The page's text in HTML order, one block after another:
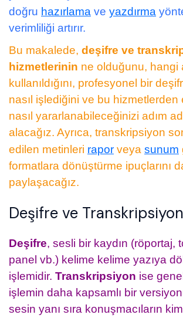
doğru hazırlama ve yazdırma
verimliliği artırır.
Bu makalede, deşifre ve
hizmetlerinin ne olduğunu, hangi
kullanıldığını, profesyonel bir
nasıl işlediğini ve bu hizmetlerden
nasıl yararlanabileceğinizi adım
alacağız. Ayrıca, transkripsiyon
edilen metinleri rapor veya sunum
formatlara dönüştürme ipuçlarını
paylaşacağız.
Deşifre ve
Deşifre, sesli bir kaydın (röportaj,
panel vb.) kelime kelime yazıya
işlemidir. Transkripsiyon ise
işlemin daha kapsamlı bir
sesin yanı sıra konuşmacıların